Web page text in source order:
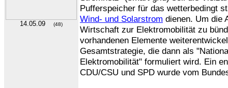
14.05.09 (48)
Pufferspeicher für das wetterbedingt
Wind- und Solarstrom dienen. Um die
Wirtschaft zur Elektromobilität zu
vorhandenen Elemente
Gesamtstrategie, die dann als
Elektromobilität" formuliert wird. Ein
CDU/CSU und SPD wurde vom